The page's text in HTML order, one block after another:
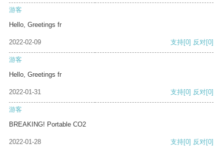
游客
Hello, Greetings fr
2022-02-09 支持[0] 反对[0]
游客
Hello, Greetings fr
2022-01-31 支持[0] 反对[0]
游客
BREAKING! Portable CO2
2022-01-28 支持[0] 反对[0]